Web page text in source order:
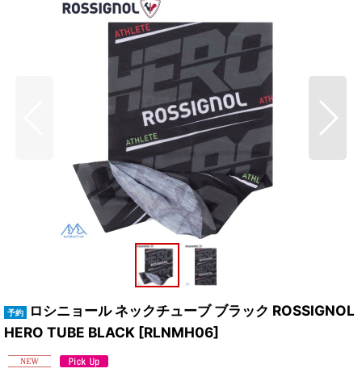
ロシニョール ネックチューブ ブラック ROSSIGNOL
HERO TUBE BLACK [RLNMH06]